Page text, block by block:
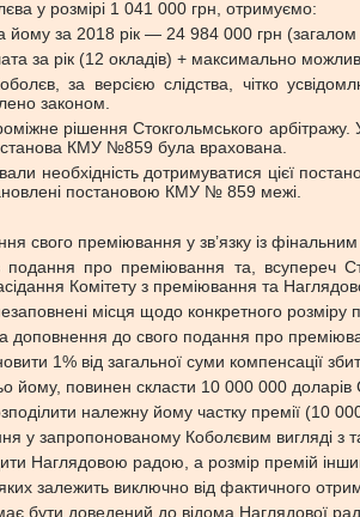
у розмірі 1 041 000 грн, отримуємо:
йому за 2018 рік — 24 984 000 грн
за рік (12 окладів) + максимально
за версією слідства, чітко
законом.
рішення Стокгольмського
КМУ №859 була врахована.
необхідність дотримуватися цієї
постановою КМУ № 859 межі.
свого преміювання у зв’язку із
подання про преміювання та,
Комітету з преміювання та
місця щодо конкретного розміру
доповнення до свого подання про
1% від загальної суми
йому, повинен скласти 10 000 000
належну йому частку премії (10
у запропонованому Коболєвим вигляді з
Наглядовою радою, а розмір премій
залежить виключно від фактичного
бути доведений до відома Наглядової